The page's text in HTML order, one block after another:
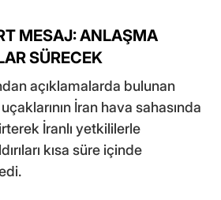
MESAJ: ANLAŞMA
SÜRECEK
açıklamalarda bulunan
İran hava sahasında
İranlı yetkililerle
kısa süre içinde